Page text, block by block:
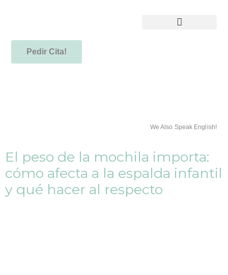
Pedir Cita!
We Also Speak English!
El peso de la mochila importa:
cómo afecta a la espalda infantil
y qué hacer al respecto